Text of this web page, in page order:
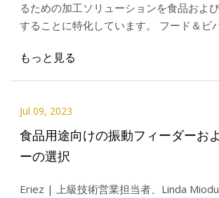
るための加工ソリューションを食品およ
することに特化しています。 フード＆ビ
す
もっと見る
Jul 09, 2023
食品用途向けの振動フィーダーお
ーの選択
Eriez | 上級技術営業担当者、Linda